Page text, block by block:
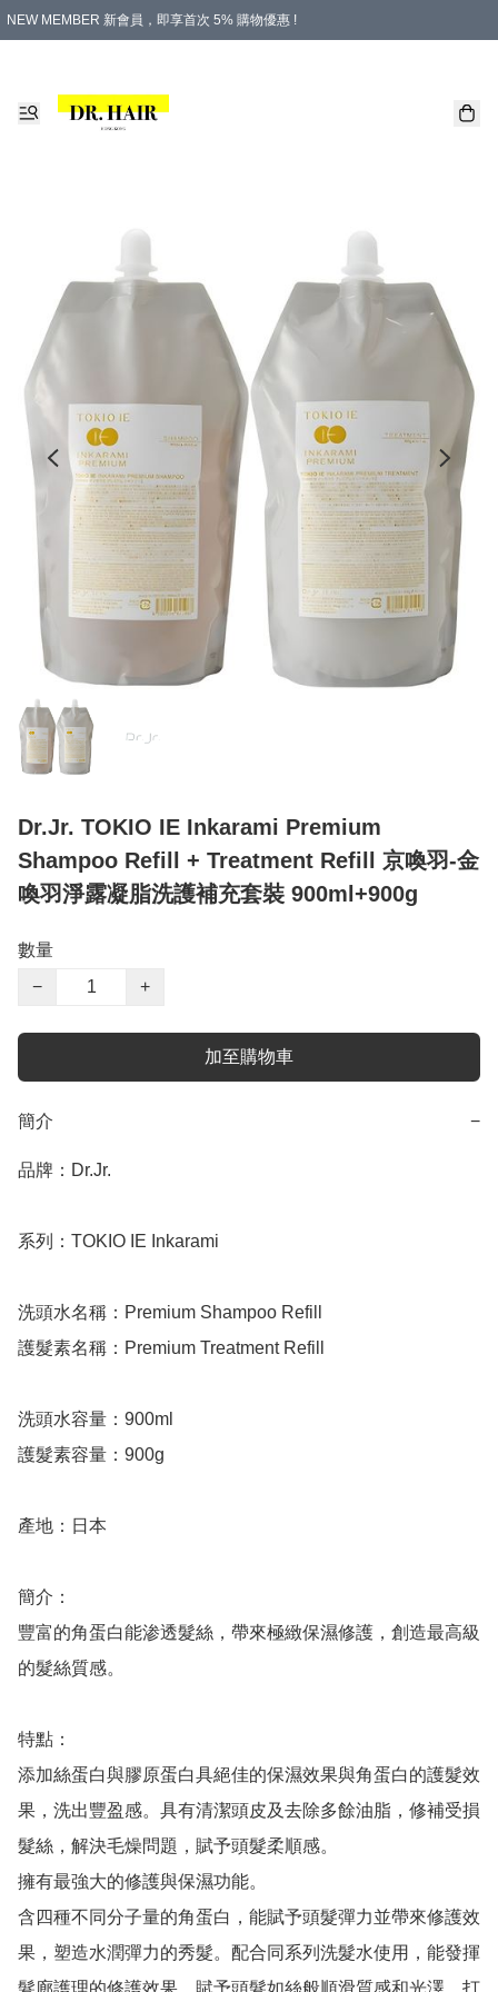
NEW MEMBER 新會員，即享首次 5% 購物優惠 !
Dr.Jr. TOKIO IE Inkarami Premium
Shampoo Refill + Treatment Refill 京喚羽-金
喚羽淨露凝脂洗護補充套裝 900ml+900g
數量
−
+
加至購物車
簡介 −
品牌：Dr.Jr.
系列：TOKIO IE Inkarami
洗頭水名稱：Premium Shampoo Refill
護髮素名稱：Premium Treatment Refill
洗頭水容量：900ml
護髮素容量：900g
產地：日本
簡介：
豐富的角蛋白能渗透髮絲，帶來極緻保濕修護，創造最高級
的髮絲質感。
特點：
添加絲蛋白與膠原蛋白具絕佳的保濕效果與角蛋白的護髮效
果，洗出豐盈感。具有清潔頭皮及去除多餘油脂，修補受損
髮絲，解決毛燥問題，賦予頭髮柔順感。
擁有最強大的修護與保濕功能。
含四種不同分子量的角蛋白，能賦予頭髮彈力並帶來修護效
果，塑造水潤彈力的秀髮。配合同系列洗髮水使用，能發揮